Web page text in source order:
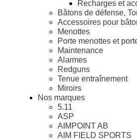
Recharges et
Bâtons de défense,
Accessoires pour
Menottes
Porte menottes et
Maintenance
Alarmes
Redguns
Tenue entraînement
Miroirs
Nos marques
5.11
ASP
AIMPOINT AB
AIM FIELD SPORTS